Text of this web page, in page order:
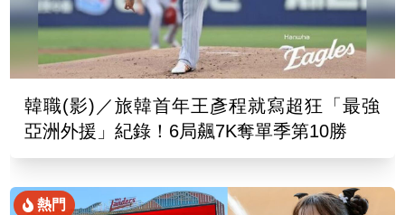
韓職(影)／旅韓首年王彥程就寫超狂「最強
亞洲外援」紀錄！6局飆7K奪單季第10勝
熱門